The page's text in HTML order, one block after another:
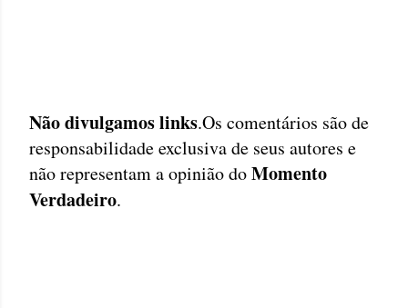
P
o
s
Não divulgamos links.Os comentários são de
responsabilidade exclusiva de seus autores e
não representam a opinião doMomento
Verdadeiro.